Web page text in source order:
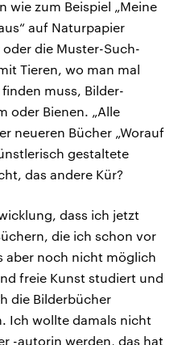
wie zum Beispiel „Meine
auf Naturpapier
die Muster-Such-
Tieren, wo man mal
muss, Bilder-
oder Bienen. „Alle
neueren Bücher „Worauf
gestaltete
das andere Kür?
dass ich jetzt
die ich schon vor
aber noch nicht möglich
freie Kunst studiert und
die Bilderbücher
Ich wollte damals nicht
-autorin werden, das hat